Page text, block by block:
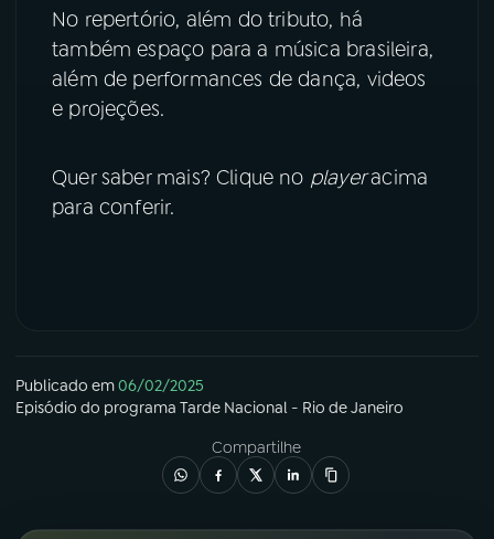
No repertório, além do tributo, há
também espaço para a música brasileira,
além de performances de dança, videos
e projeções.
Quer saber mais? Clique no playeracima
para conferir.
Publicado em06/02/2025
Episódio do programa Tarde Nacional - Rio de Janeiro
Compartilhe